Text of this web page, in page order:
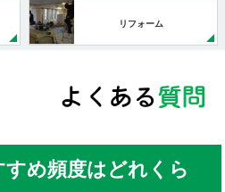
リフォーム
め頻度はどれくら